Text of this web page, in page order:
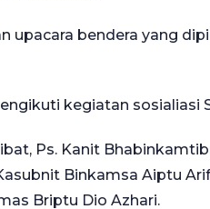
upacara bendera yang
kegiatan sosialiasi
Ps. Kanit
Binkamsa Aiptu
Briptu Dio Azhari.